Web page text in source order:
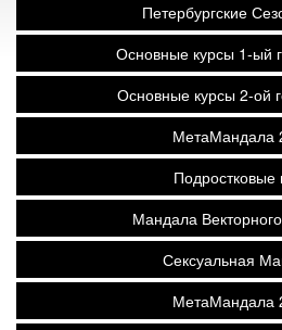
Петербургские
Основные курсы 1-ый
Основные курсы 2-ой
МетаМандала
Подростковые
Мандала
Сексуальная
МетаМандала